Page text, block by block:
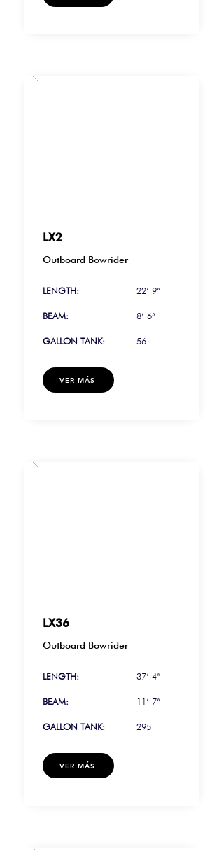
LX2
Outboard Bowrider
LENGTH:
BEAM:
GALLON TANK:
22’ 9”
8’ 6”
56
VER MÁS
LX36
Outboard Bowrider
LENGTH:
BEAM:
GALLON TANK:
37’ 4”
11’ 7”
295
VER MÁS